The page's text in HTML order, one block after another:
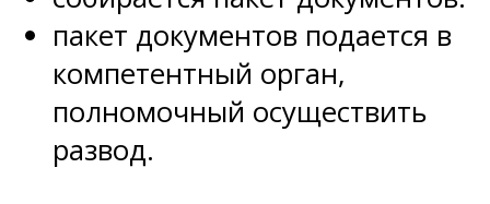
пакет документов подается в
компетентный орган,
полномочный осуществить
развод.